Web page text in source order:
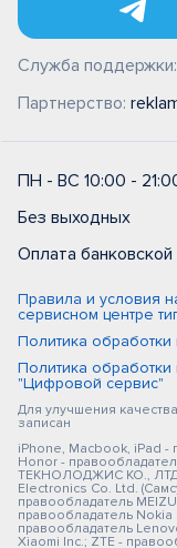
Служба поддержки:
Партнерство:
ПН - ВС 10:00 -
Без выходных
Оплата банковской
Правила и условия
сервисном центре
Политика
Политика
"Цифровой сервис"
Для улучшения
записан
iPhone, Macbook, iPad -
Honor -
ТЕКНОЛОДЖИС КО.,
Electronics Co. Ltd.
правообладатель
правообладатель
правообладатель
Xiaomi Inc.; ZTE -